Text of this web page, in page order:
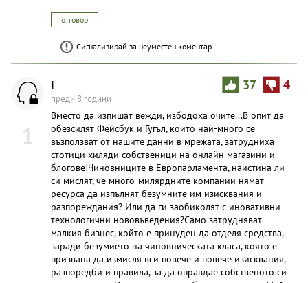
отговор
Сигнализирай за неуместен коментар
1
37 4
I
преди 8 години
Вместо да изпишат вежди, избодоха очите...В опит да
обезсилят Фейсбук и Гугъл, които най-много се
възползват от нашите данни в мрежата, затрудниха
стотици хиляди собственици на онлайн магазини и
блогове!Чиновниците в Европарламента, наистина ли
си мислят, че много-милярдните компании нямат
ресурса да изпълнят безумните им изисквания и
разпореждания? Или да ги заобиколят с иновативни
технологични нововъведения?Само затрудняват
малкия бизнес, който е принуден да отделя средства,
заради безумието на чиновническата класа, която е
призвана да измисля вси повече и повече изисквания,
разпоредби и правила, за да оправдае собственото си